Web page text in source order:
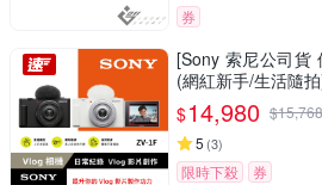
券
[Sony 索尼公司貨
(網紅新手/生活隨
$14,980 $15,768
5 (3)
限時下殺 券